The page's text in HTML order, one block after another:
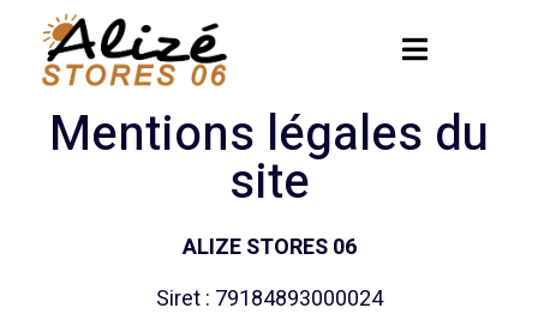
Mentions légales du
site
ALIZE STORES 06
Siret : 79184893000024